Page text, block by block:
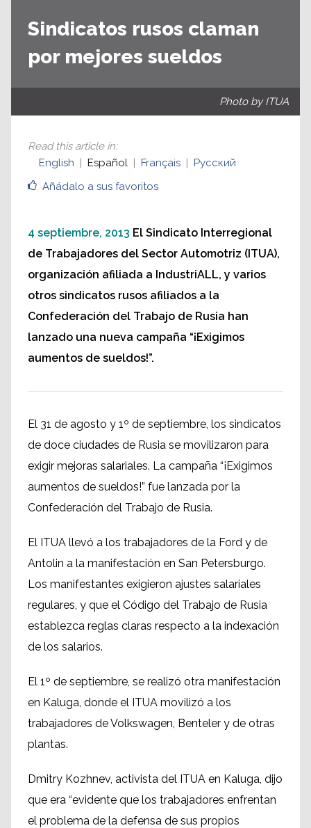
Sindicatos rusos claman
por mejores sueldos
Photo by ITUA
Añádalo a sus favoritos
Read this article in:
English
Español Français Русский
4 septiembre, 2013 El Sindicato Interregional
de Trabajadores del Sector Automotriz (ITUA),
organización afiliada a IndustriALL, y varios
otros sindicatos rusos afiliados a la
Confederación del Trabajo de Rusia han
lanzado una nueva campaña “¡Exigimos
aumentos de sueldos!”.
El 31 de agosto y 1º de septiembre, los sindicatos
de doce ciudades de Rusia se movilizaron para
exigir mejoras salariales. La campaña “¡Exigimos
aumentos de sueldos!” fue lanzada por la
Confederación del Trabajo de Rusia.
El ITUA llevó a los trabajadores de la Ford y de
Antolin a la manifestación en San Petersburgo.
Los manifestantes exigieron ajustes salariales
regulares, y que el Código del Trabajo de Rusia
establezca reglas claras respecto a la indexación
de los salarios.
El 1º de septiembre, se realizó otra manifestación
en Kaluga, donde el ITUA movilizó a los
trabajadores de Volkswagen, Benteler y de otras
plantas.
Dmitry Kozhnev, activista del ITUA en Kaluga, dijo
que era “evidente que los trabajadores enfrentan
el problema de la defensa de sus propios